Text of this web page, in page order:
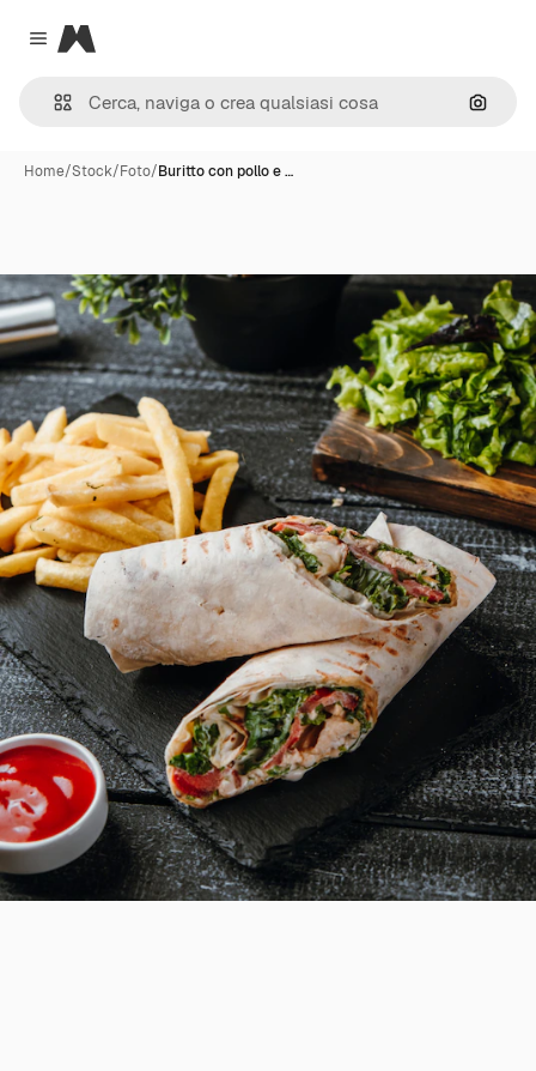
Close menu
Magnific
Cerca
Home/Stock/Foto/Buritto con pollo e …